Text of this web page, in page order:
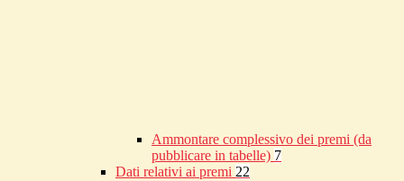
Ammontare complessivo dei premi (da
pubblicare in tabelle) 7
Dati relativi ai premi 22